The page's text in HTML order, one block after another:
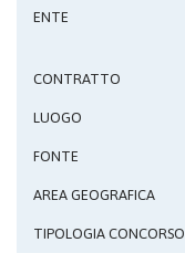
ENTE
CONTRATTO
LUOGO
FONTE
AREA GEOGRAFICA
TIPOLOGIA CONCORSO